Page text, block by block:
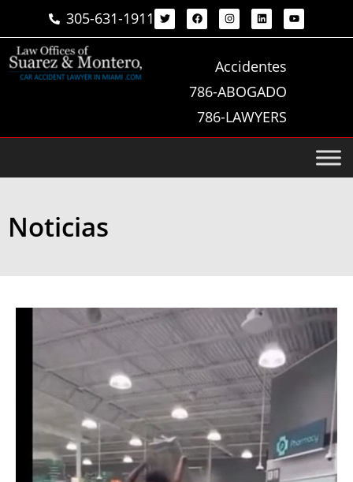
305-631-1911
Accidentes
786-ABOGADO
786-LAWYERS
Noticias